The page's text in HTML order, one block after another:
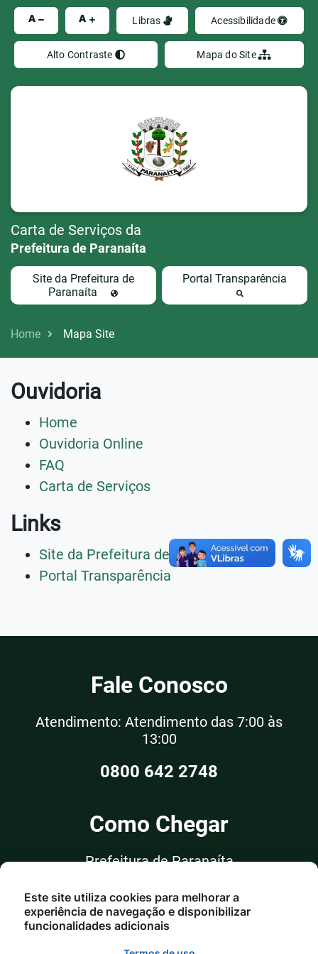
A A Libras Acessibilidade
Alto Contraste Mapa do Site
Carta de Serviços da
Prefeitura de Paranaíta
Site da Prefeitura de
Paranaíta
Portal Transparência
Home Mapa Site
Ouvidoria
Home
Ouvidoria Online
FAQ
Carta de Serviços
Links
Site da Prefeitura de Paranaíta
Portal Transparência
Fale Conosco
Atendimento: Atendimento das 7:00 às
13:00
0800 642 2748
Como Chegar
Prefeitura de Paranaíta
Rua Alceu Rossi, nº 351, Sala 03
Centro - Paranaíta/MT
Este site utiliza cookies para melhorar a
experiência de navegação e disponibilizar
funcionalidades adicionais